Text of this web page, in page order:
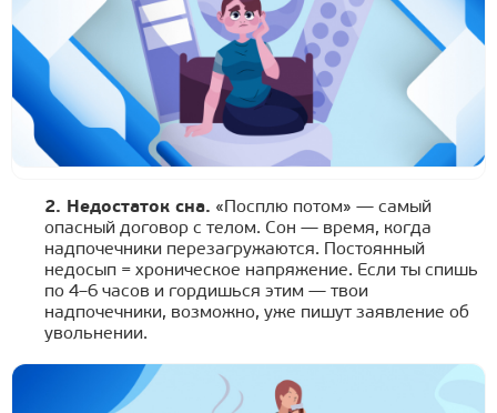
2. Недостаток сна. «Посплю потом» — самый
опасный договор с телом. Сон — время, когда
надпочечники перезагружаются. Постоянный
недосып = хроническое напряжение. Если ты спишь
по 4–6 часов и гордишься этим — твои
надпочечники, возможно, уже пишут заявление об
увольнении.